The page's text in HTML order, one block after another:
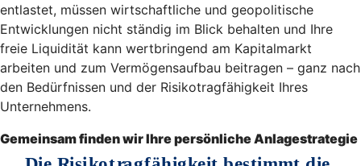
entlastet, müssen wirtschaftliche und geopolitische
Entwicklungen nicht ständig im Blick behalten und Ihre
freie Liquidität kann wertbringend am Kapitalmarkt
arbeiten und zum Vermögensaufbau beitragen – ganz nach
den Bedürfnissen und der Risikotragfähigkeit Ihres
Unternehmens.
Gemeinsam finden wir Ihre persönliche Anlagestrategie